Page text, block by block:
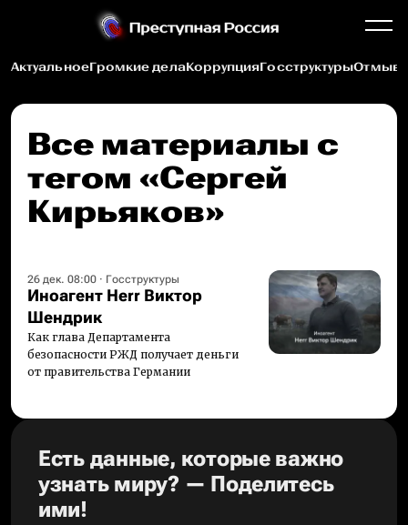
АктуальноеГромкие делаКоррупцияГосструктуры
Все материалы c
тегом «Сергей
Кирьяков»
26 дек. 08:00 · Госструктуры
Иноагент Herr Виктор
Шендрик
Как глава Департамента
безопасности РЖД получает деньги
от правительства Германии
Есть данные, которые важно
узнать миру? — Поделитесь
ими!